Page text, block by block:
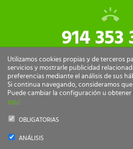
914 353
Utilizamos cookies propias y de terceros
servicios y mostrarle publicidad
preferencias mediante el análisis de sus
Si continua navegando, consideramos
Puede cambiar la configuración u
aquí
OBLIGATORIAS
ANÁLISIS